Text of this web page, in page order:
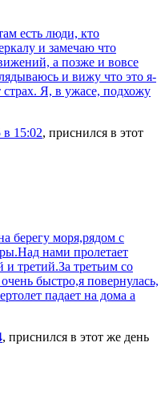
есть люди, кто
и замечаю что
а позже и вовсе
и вижу что это я-
страх. Я, в ужасе, подхожу
в 15:02, приснился в этот
берегу моря,рядом с
нами пролетает
и третий.За третьим со
быстро,я повернулась,
падает на дома а
, приснился в этот же день